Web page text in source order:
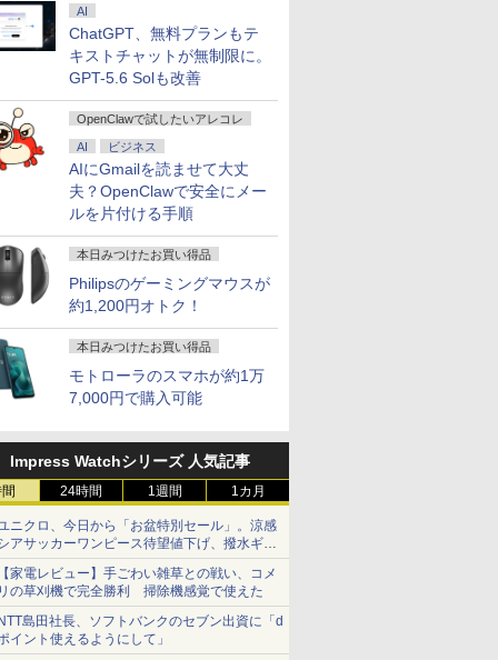
AI
ChatGPT、無料プランもテ
キストチャットが無制限に。
GPT-5.6 Solも改善
OpenClawで試したいアレコレ
AI ビジネス
AIにGmailを読ませて大丈
夫？OpenClawで安全にメー
ルを片付ける手順
本日みつけたお買い得品
Philipsのゲーミングマウスが
約1,200円オトク！
本日みつけたお買い得品
モトローラのスマホが約1万
7,000円で購入可能
Impress Watchシリーズ 人気記事
24時間 1週間 1カ月
ニクロ、今日から「お盆特別セール」。涼感
アサッカーワンピース待望値下げ、撥水ギア
ョーツは1990円に
家電レビュー】手ごわい雑草との戦い、コメ
の草刈機で完全勝利 掃除機感覚で使えた
島田社長、ソフトバンクのセブン出資に「d
イント使えるようにして」